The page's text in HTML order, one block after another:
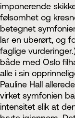
imponerende
følsomhet og
betegnet
lar en uberørt, og
faglige
både med Oslo
alle i sin
Pauline Hall
virket symfonien
intensitet slik at